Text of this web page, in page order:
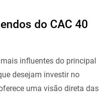
do CAC 40
influentes do principal
desejam investir no
uma visão direta das